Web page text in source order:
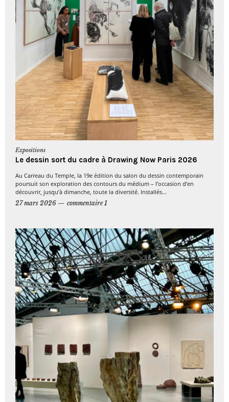
Expositions
Le dessin sort du cadre à Drawing Now Paris 2026
Au Carreau du Temple, la 19e édition du salon du dessin contemporain
poursuit son exploration des contours du médium – l’occasion d’en
découvrir, jusqu’à dimanche, toute la diversité. Installés...
27 mars 2026
commentaire 1